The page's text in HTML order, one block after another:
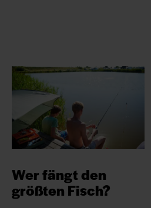
Wer fängt den
größten Fisch?